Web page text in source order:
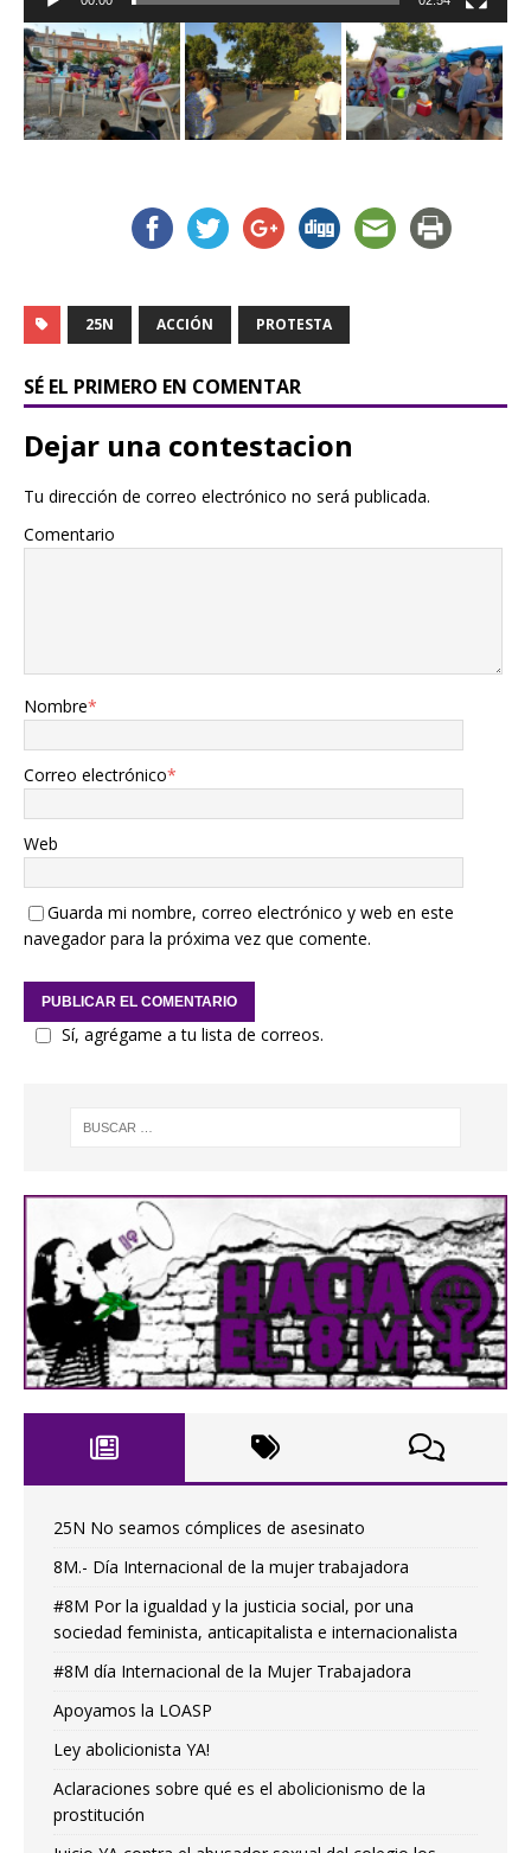
25N ACCIÓN PROTESTA
SÉ EL PRIMERO EN COMENTAR
Dejar una contestacion
Tu dirección de correo electrónico no será publicada.
Comentario
Nombre*
Correo electrónico*
Web
Guarda mi nombre, correo electrónico y web en este
navegador para la próxima vez que comente.
Sí, agrégame a tu lista de correos.
25N No seamos cómplices de asesinato
8M.- Día Internacional de la mujer trabajadora
#8M Por la igualdad y la justicia social, por una
sociedad feminista, anticapitalista e internacionalista
#8M día Internacional de la Mujer Trabajadora
Apoyamos la LOASP
Ley abolicionista YA!
Aclaraciones sobre qué es el abolicionismo de la
prostitución